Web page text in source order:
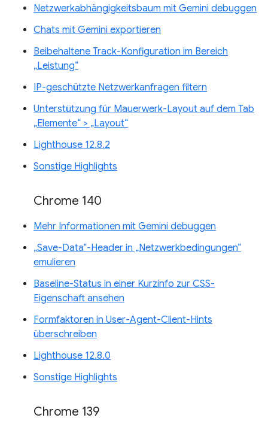
Netzwerkabhängigkeitsbaum mit Gemini debuggen
Chats mit Gemini exportieren
Beibehaltene Track-Konfiguration im Bereich
„Leistung“
IP-geschützte Netzwerkanfragen filtern
Unterstützung für Mauerwerk-Layout auf dem Tab
„Elemente“ > „Layout“
Lighthouse 12.8.2
Sonstige Highlights
Chrome 140
Mehr Informationen mit Gemini debuggen
„Save-Data“-Header in „Netzwerkbedingungen“
emulieren
Baseline-Status in einer Kurzinfo zur CSS-
Eigenschaft ansehen
Formfaktoren in User-Agent-Client-Hints
überschreiben
Lighthouse 12.8.0
Sonstige Highlights
Chrome 139